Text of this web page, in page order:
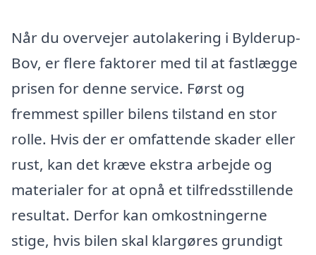
Når du overvejer autolakering i Bylderup-
Bov, er flere faktorer med til at fastlægge
prisen for denne service. Først og
fremmest spiller bilens tilstand en stor
rolle. Hvis der er omfattende skader eller
rust, kan det kræve ekstra arbejde og
materialer for at opnå et tilfredsstillende
resultat. Derfor kan omkostningerne
stige, hvis bilen skal klargøres grundigt